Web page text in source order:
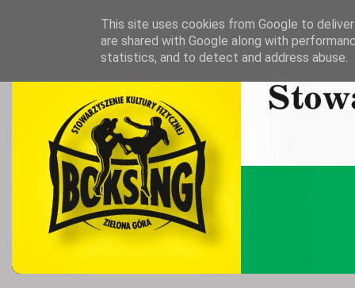
This site uses cookies from Google to
are shared with Google along with
statistics, and to detect and address abuse.